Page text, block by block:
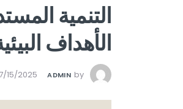
التنمية
الأهداف البيئية
by
ADMIN
15/2025